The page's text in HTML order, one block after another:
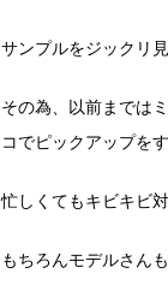
サンプルをジックリ
その為、以前までは
コでピックアップを
忙しくてもキビキビ
もちろんモデルさん